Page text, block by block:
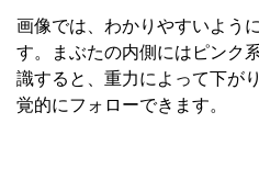
画像では、わかりやすいよう
す。まぶたの内側にはピンク
識すると、重力によって下が
覚的にフォローできます。